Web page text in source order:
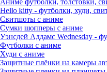
Аниме футболки, толстовки,
Hello kitty - футболки, худи,
Свитшоты с аниме
Сумки шопперы с аниме
Уэнсдей Аддамс Wednesday -
Футболки с аниме
Худи с аниме
Защитные плёнки на камеры